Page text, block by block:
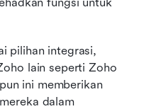
pilihan integrasi,
lain seperti Zoho
ini memberikan
dalam